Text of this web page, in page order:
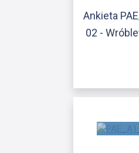
Ankieta
02 -